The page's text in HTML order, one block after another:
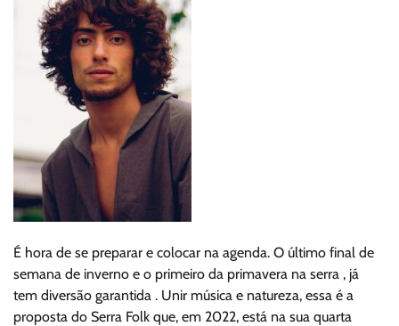
É hora de se preparar e colocar na agenda. O último final de
semana de inverno e o primeiro da primavera na serra , já
tem diversão garantida . Unir música e natureza, essa é a
proposta do Serra Folk que, em 2022, está na sua quarta